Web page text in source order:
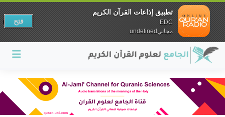
تطبيق إذاعات القرآن الكريم
EDC
مجانيundefined
فتح